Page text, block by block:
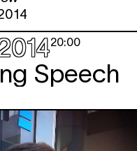
12:00 - 19:00
17:00
12:00 - 18:00
12:00 - 18:00
20:00
Speech